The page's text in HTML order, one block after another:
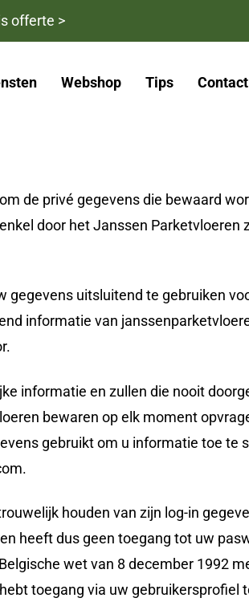
offerte >
Webshop Tips Contact
de privé gegevens die bewaard
door het Janssen
gegevens uitsluitend te gebruiken
informatie van
informatie en zullen die nooit
bewaren op elk moment
gebruikt om u informatie toe te
houden van zijn log-in
heeft dus geen toegang tot uw
wet van 8 december 1992
toegang via uw